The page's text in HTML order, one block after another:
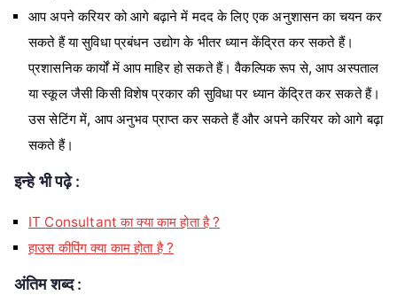
आप अपने करियर को आगे बढ़ाने में मदद के लिए एक अनुशासन का चयन कर
सकते हैं या सुविधा प्रबंधन उद्योग के भीतर ध्यान केंद्रित कर सकते हैं।
प्रशासनिक कार्यों में आप माहिर हो सकते हैं। वैकल्पिक रूप से, आप अस्पताल
या स्कूल जैसी किसी विशेष प्रकार की सुविधा पर ध्यान केंद्रित कर सकते हैं।
उस सेटिंग में, आप अनुभव प्राप्त कर सकते हैं और अपने करियर को आगे बढ़ा
सकते हैं।
इन्हे भी पढ़े :
IT Consultant का क्या काम होता है ?
हाउस कीपिंग क्या काम होता है ?
अंतिम शब्द :